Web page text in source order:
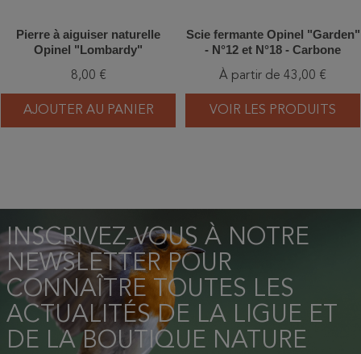
Pierre à aiguiser naturelle
Opinel "Lombardy"
8,00 €
AJOUTER AU PANIER
Scie fermante Opinel "Garden"
- N°12 et N°18 - Carbone
À partir de 43,00 €
VOIR LES PRODUITS
INSCRIVEZ-VOUS À NOTRE
NEWSLETTER POUR
CONNAÎTRE TOUTES LES
ACTUALITÉS DE LA LIGUE ET
DE LA BOUTIQUE NATURE